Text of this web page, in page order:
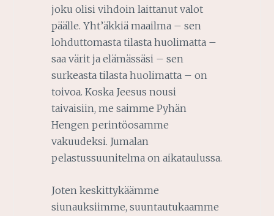
joku olisi vihdoin laittanut valot
päälle. Yht’äkkiä maailma – sen
lohduttomasta tilasta huolimatta –
saa värit ja elämässäsi – sen
surkeasta tilasta huolimatta – on
toivoa. Koska Jeesus nousi
taivaisiin, me saimme Pyhän
Hengen perintöosamme
vakuudeksi. Jumalan
pelastussuunitelma on aikataulussa.
Joten keskittykäämme
siunauksiimme, suuntautukaamme